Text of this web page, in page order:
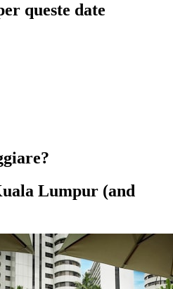
queste date
Lumpur (and